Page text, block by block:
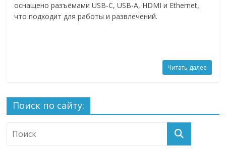
оснащено разъёмами USB-C, USB-A, HDMI и Ethernet,
что подходит для работы и развлечений.
Читать далее
Поиск по сайту: